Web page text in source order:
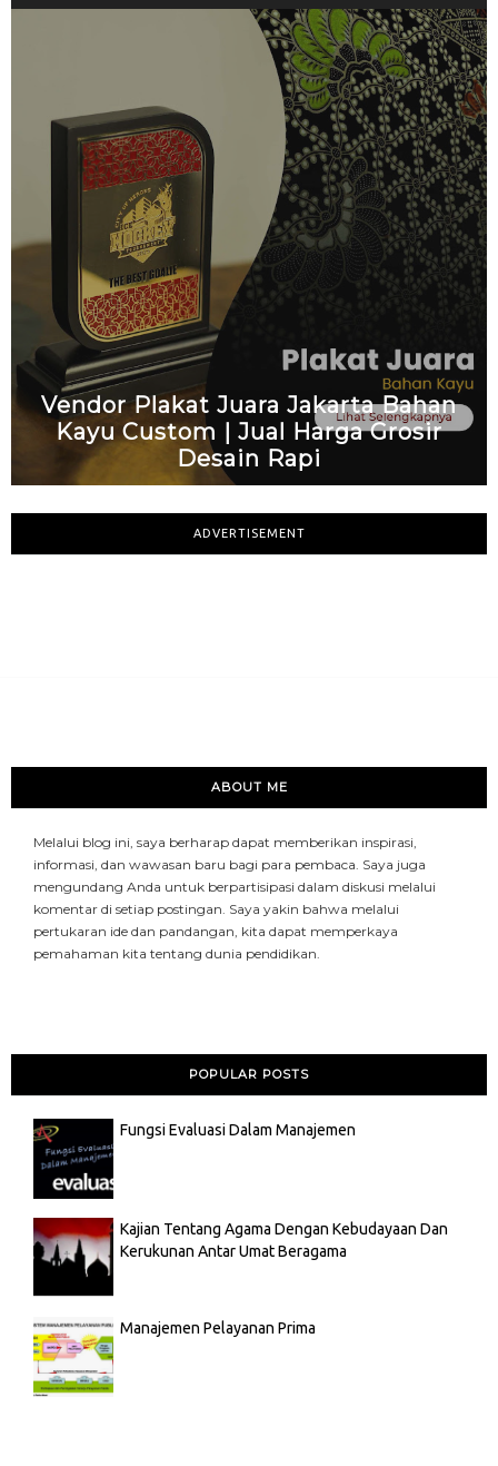
Vendor Plakat Juara Jakarta Bahan
Kayu Custom | Jual Harga Grosir
Desain Rapi
ADVERTISEMENT
ABOUT ME
Melalui blog ini, saya berharap dapat memberikan inspirasi,
informasi, dan wawasan baru bagi para pembaca. Saya juga
mengundang Anda untuk berpartisipasi dalam diskusi melalui
komentar di setiap postingan. Saya yakin bahwa melalui
pertukaran ide dan pandangan, kita dapat memperkaya
pemahaman kita tentang dunia pendidikan.
POPULAR POSTS
Fungsi Evaluasi Dalam Manajemen
Kajian Tentang Agama Dengan Kebudayaan Dan
Kerukunan Antar Umat Beragama
Manajemen Pelayanan Prima